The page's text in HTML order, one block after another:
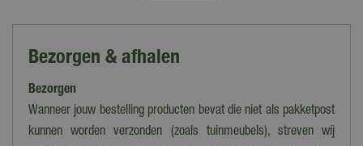
Adapters & Verlichting, Landschap accessoires
Soort
Lantaarns
Bezorgen & afhalen
Bezorgen
Wanneer jouw bestelling producten bevat die niet als pakketpost
kunnen worden verzonden (zoals tuinmeubels), streven wij